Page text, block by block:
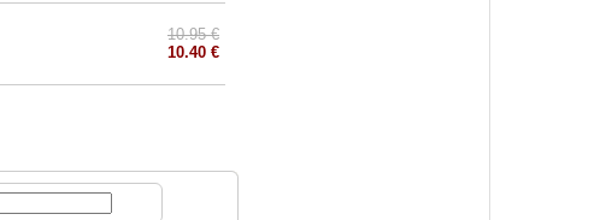
10.95 €
10.40 €